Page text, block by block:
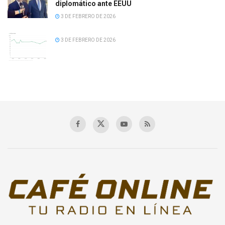
diplomático ante EEUU
3 DE FEBRERO DE 2026
3 DE FEBRERO DE 2026